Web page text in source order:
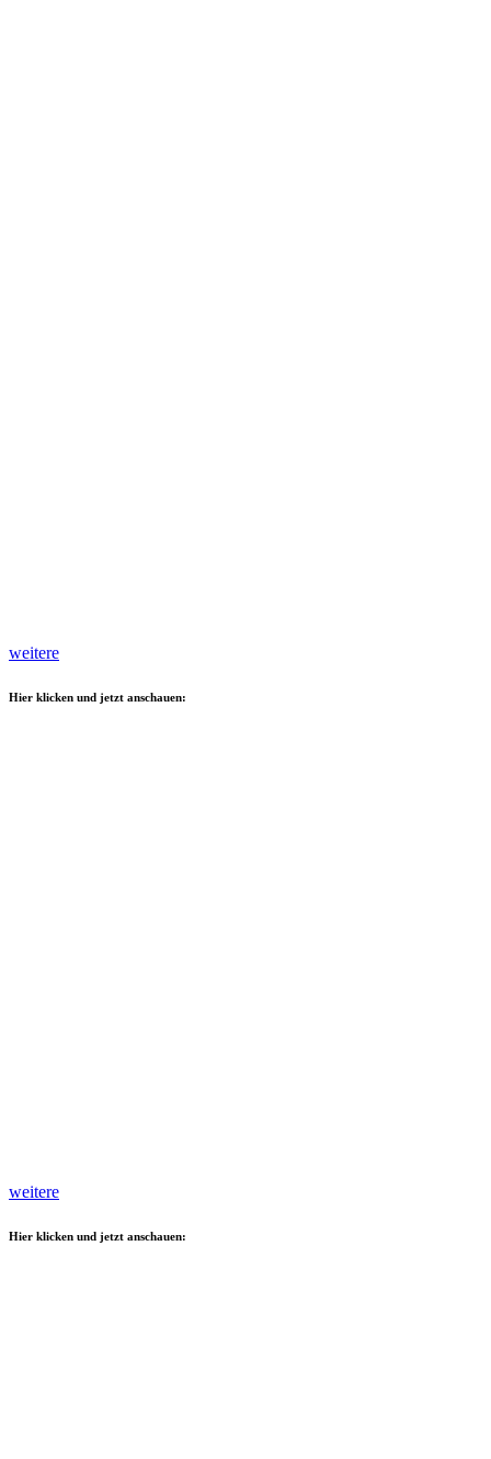
weitere
Hier klicken und jetzt anschauen:
weitere
Hier klicken und jetzt anschauen: